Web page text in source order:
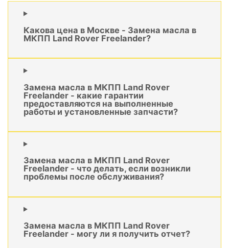
Какова цена в Москве - Замена масла в
МКПП Land Rover Freelander?
Замена масла в МКПП Land Rover
Freelander - какие гарантии
предоставляются на выполненные
работы и установленные запчасти?
Замена масла в МКПП Land Rover
Freelander - что делать, если возникли
проблемы после обслуживания?
Замена масла в МКПП Land Rover
Freelander - могу ли я получить отчет?